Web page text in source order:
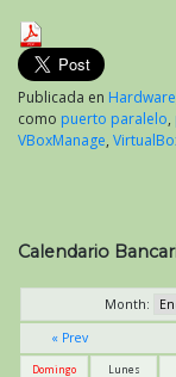
Publicada en Hardware
como puerto paralelo,
VBoxManage,
Calendario
Month:
« Prev
Domingo Lunes